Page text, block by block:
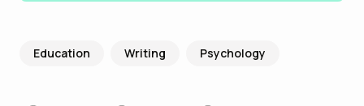
Education Writing Psychology